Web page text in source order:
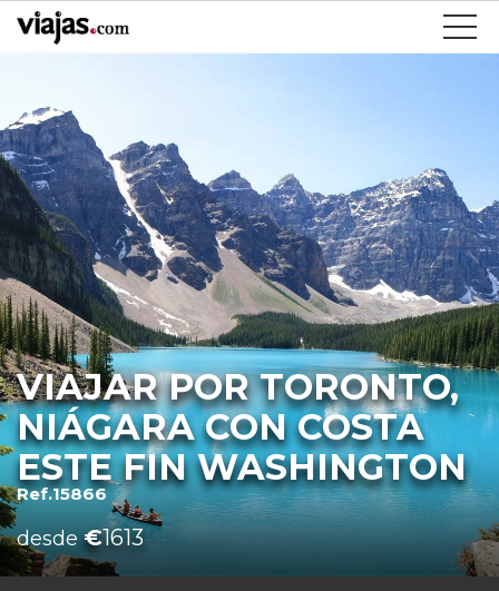
VIAJAR POR TORONTO,
NIÁGARA CON COSTA
ESTE FIN WASHINGTON
Ref.15866
desde€1613